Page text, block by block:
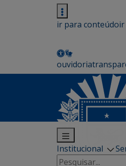
ir para conteúdoir
ouvidoria
Institucional
Pesquisar